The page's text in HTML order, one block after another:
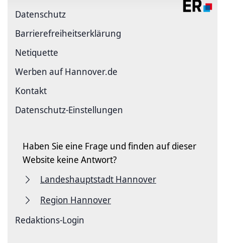
Datenschutz
Barriere­freiheits­erklärung
Netiquette
Werben auf Hannover.de
Kontakt
Datenschutz-Einstellungen
Haben Sie eine Frage und finden auf dieser
Website keine Antwort?
Landeshauptstadt Hannover
Region Hannover
Redaktions-Login